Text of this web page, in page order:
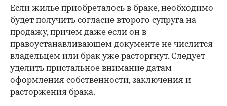
Если жилье приобреталось в браке, необходимо
будет получить согласие второго супруга на
продажу, причем даже если он в
правоустанавливающем документе не числится
владельцем или брак уже расторгнут. Следует
уделить пристальное внимание датам
оформления собственности, заключения и
расторжения брака.